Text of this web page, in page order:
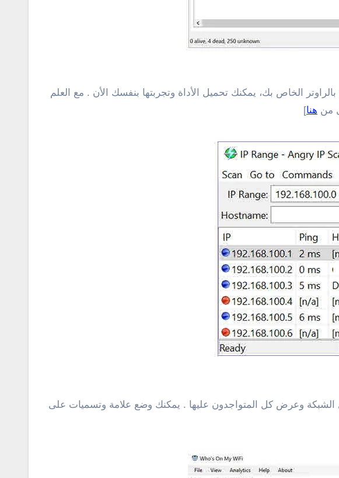
الخاص بك، يمكنك تحميل الأداة وتجربتها بنفسك الأن . مع العلم
هنا]
الشبكة وعرض كل المتواجدون عليها . يمكنك وضع علامة وتسميات على